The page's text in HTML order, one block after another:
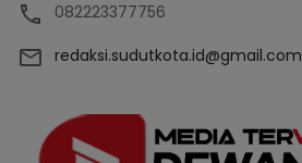
082223377756
redaksi.sudutkota.id@gmail.com